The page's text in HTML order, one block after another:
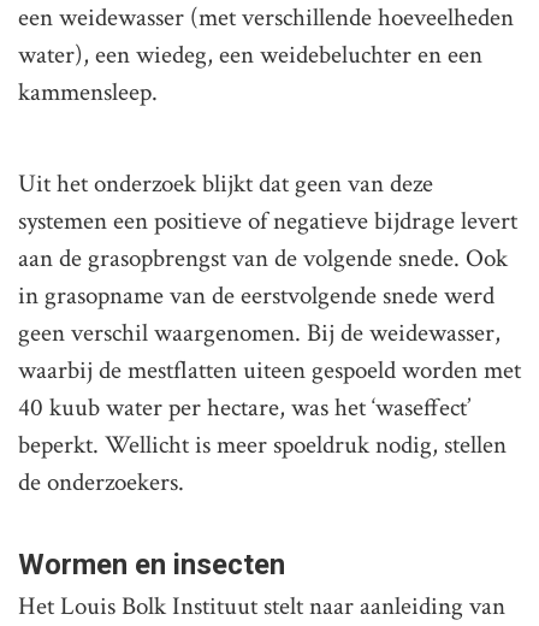
een weidewasser (met verschillende hoeveelheden
water), een wiedeg, een weidebeluchter en een
kammensleep.
Uit het onderzoek blijkt dat geen van deze
systemen een positieve of negatieve bijdrage levert
aan de grasopbrengst van de volgende snede. Ook
in grasopname van de eerstvolgende snede werd
geen verschil waargenomen. Bij de weidewasser,
waarbij de mestflatten uiteen gespoeld worden met
40 kuub water per hectare, was het ‘waseffect’
beperkt. Wellicht is meer spoeldruk nodig, stellen
de onderzoekers.
Wormen en insecten
Het Louis Bolk Instituut stelt naar aanleiding van